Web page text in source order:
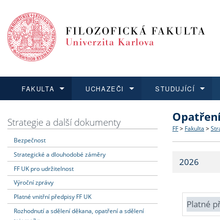
FAKULTA
Dozvědět se více
Struktura
Strategie
Fakultní
UCHAZEČI
Podat přihlášku
Co
Učitelské
STUDUJÍCÍ
Dozvědět se více
Dozvědět se více
O vědě a
Dozvědět se více
Aktuální
Strategie a další dokumenty
Bezpečnost
Strategické a dlouhodobé záměry
FF UK pro udržitelnost
Výroční zprávy
Platné vnitřní předpisy FF UK
Rozhodnutí a sdělení děkana, opatření a sdělení
FF > Fakulta >
2026
Platné